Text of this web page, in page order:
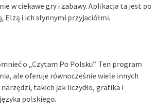
w ciekawe gry i zabawy. Aplikacja ta jest po
i ich słynnymi przyjaciółmi.
o „Czytam Po Polsku”. Ten program
ale oferuje równocześnie wiele innych
takich jak liczydło, grafika i
polskiego.